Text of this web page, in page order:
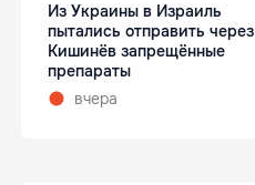
Из Украины в Израиль
пытались отправить через
Кишинёв запрещённые
препараты
вчера